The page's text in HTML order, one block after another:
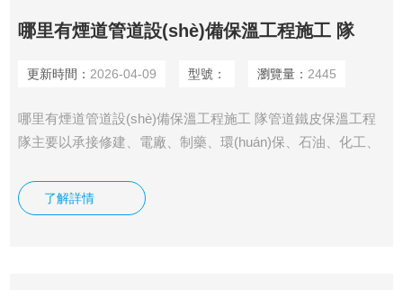
哪里有煙道管道設(shè)備保溫工程施工 隊
更新時間： 2026-04-09 型號： 瀏覽量： 2445
哪里有煙道管道設(shè)備保溫工程施工 隊管道鐵皮保溫工程
隊主要以承接修建、電廠、制藥、環(huán)保、石油、化工、
鋁皮保溫施工，鐵皮保溫工程彩鋼設(shè)備機房等管道鍍鋅
鐵皮保溫施工。
了解詳情